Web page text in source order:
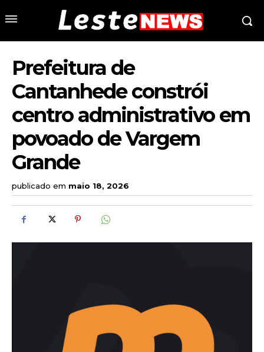
Prefeitura de
Cantanhede constrói
centro administrativo em
povoado de Vargem
Grande
publicado em maio 18, 2026